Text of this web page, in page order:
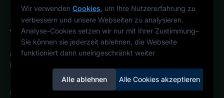
Wir verwenden Cookies , um Ihre Nutzererfahrung zu
verbessern und unsere Webseiten zu analysieren.
Analyse-Cookies setzen wir nur mit Ihrer Zustimmung–
Sie können sie jederzeit ablehnen, die Webseite
funktioniert dann uneingeschränkt weiter
Alle ablehnen Alle Cookies akzeptieren
Österreichs technisches Karriereportal.
Ein Service der candidatis GmbH.
TECjobs.at